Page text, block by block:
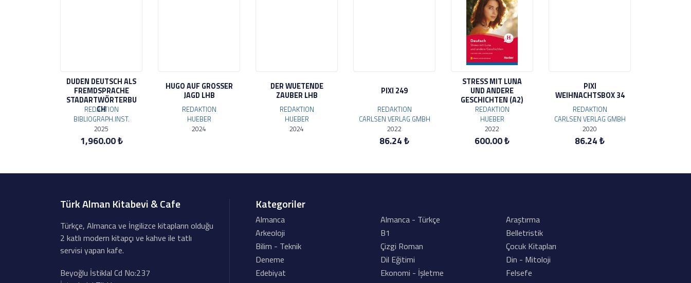
DUDEN DEUTSCH ALS
FREMDSPRACHE
STADARTWÖRTERBU
CH
REDAKTION
BIBLIOGRAPH.INST.
2025
1,960.00 ₺
HUGO AUF GROSSER
JAGD LHB
REDAKTION
HUEBER
2024
DER WUETENDE
ZAUBER LHB
REDAKTION
HUEBER
2024
PIXI 249
REDAKTION
CARLSEN VERLAG GMBH
2022
86.24 ₺
STRESS MIT LUNA
UND ANDERE
GESCHICHTEN (A2)
REDAKTION
HUEBER
2022
600.00 ₺
PIXI
WEIHNACHTSBOX 34
REDAKTION
CARLSEN VERLAG GMBH
2020
86.24 ₺
Kategoriler
Almanca Almanca - Türkçe
Araştırma
Arkeoloji
B1
Belletristik
Bilim - Teknik
Çizgi Roman
Çocuk Kitapları
Deneme
Dil Eğitimi
Din - Mitoloji
Edebiyat
Ekonomi - İşletme
Felsefe
Türk Alman Kitabevi & Cafe
Türkçe, Almanca ve İngilizce kitapların olduğu
2 katlı modern kitapçı ve kahve ile tatlı
servisi yapan kafe.
Beyoğlu İstiklal Cd No:237